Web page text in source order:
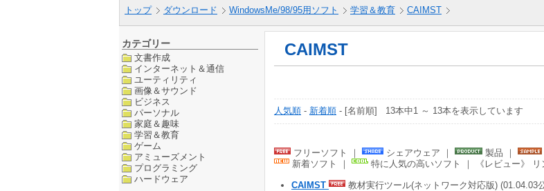
トップ ダウンロード WindowsMe/98/95用ソフト 学習＆教育 CAIMST
カテゴリー
文書作成
インターネット＆通信
ユーティリティ
画像＆サウンド
ビジネス
パーソナル
家庭＆趣味
学習＆教育
ゲーム
アミューズメント
プログラミング
ハードウェア
CAIMST
人気順 - 新着順 - [名前順] 13本中1 ～ 13本を表示しています
フリーソフト ｜ シェアウェア ｜ 製品 ｜
新着ソフト ｜
特に人気の高いソフト ｜ 《レビュー》
CAIMST 教材実行ツール(ネットワーク対応版) (01.04.03